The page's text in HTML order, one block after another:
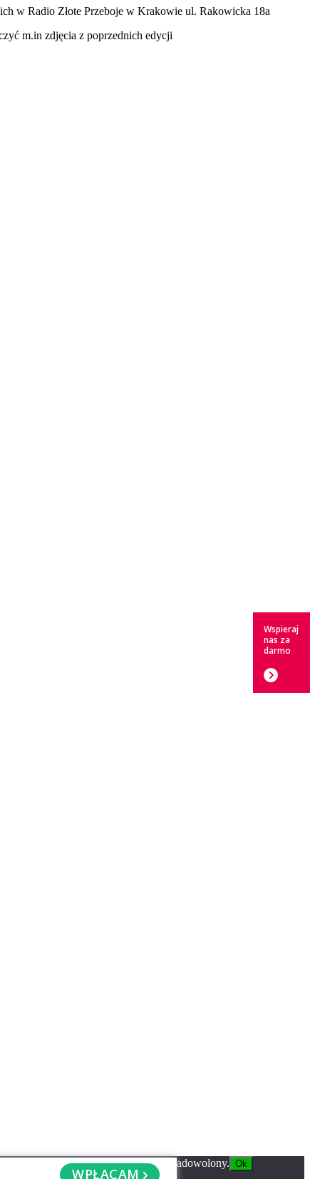
w Radio Złote Przeboje w Krakowie ul. Rakowicka 18a
m.in zdjęcia z poprzednich edycji
Wspieraj
nas za
darmo
WPŁACAM
będziemy zakładać, że jesteś z niej zadowolony. Ok